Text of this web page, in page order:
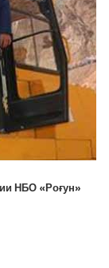
НБО «Роғун»